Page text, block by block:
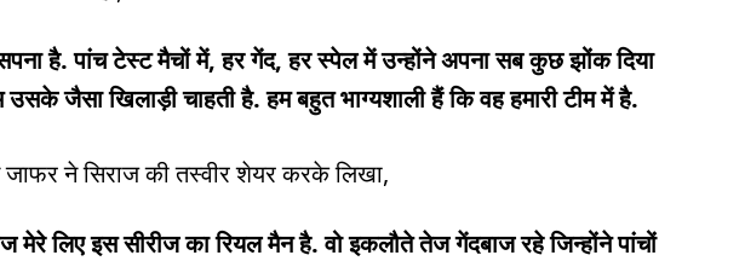
है. पांच टेस्ट मैचों में, हर गेंद, हर स्पेल में उन्होंने अपना सब कुछ झोंक दिया
जैसा खिलाड़ी चाहती है. हम बहुत भाग्यशाली हैं कि वह हमारी टीम में है.
जाफर ने सिराज की तस्वीर शेयर करके लिखा,
मेरे लिए इस सीरीज का रियल मैन है. वो इकलौते तेज गेंदबाज रहे जिन्होंने पांचों